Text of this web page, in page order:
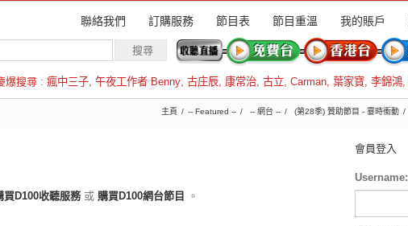
聯絡我們 訂購服務 節目表 節目重溫 我的賬戶
爆搜尋 : 瘋中三子, 午夜工作者 Benny, 古庄辰, 康常治, 古立, Carman, 葉家寶, 李錦鴻,
主頁 -- Featured -- -- 網台 -- (第28季) 贊助節目 - 霎時衝動
買D100收聽服務 或 購買D100網台節目 。
會員登入
Username: